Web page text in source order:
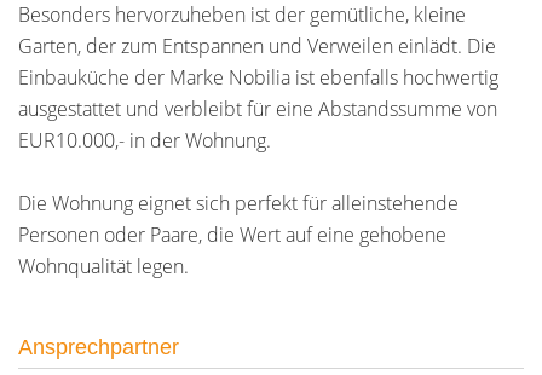
Besonders hervorzuheben ist der gemütliche, kleine
Garten, der zum Entspannen und Verweilen einlädt. Die
Einbauküche der Marke Nobilia ist ebenfalls hochwertig
ausgestattet und verbleibt für eine Abstandssumme von
EUR10.000,- in der Wohnung.
Die Wohnung eignet sich perfekt für alleinstehende
Personen oder Paare, die Wert auf eine gehobene
Wohnqualität legen.
Ansprechpartner